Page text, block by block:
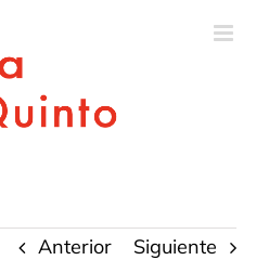
Anterior Siguiente